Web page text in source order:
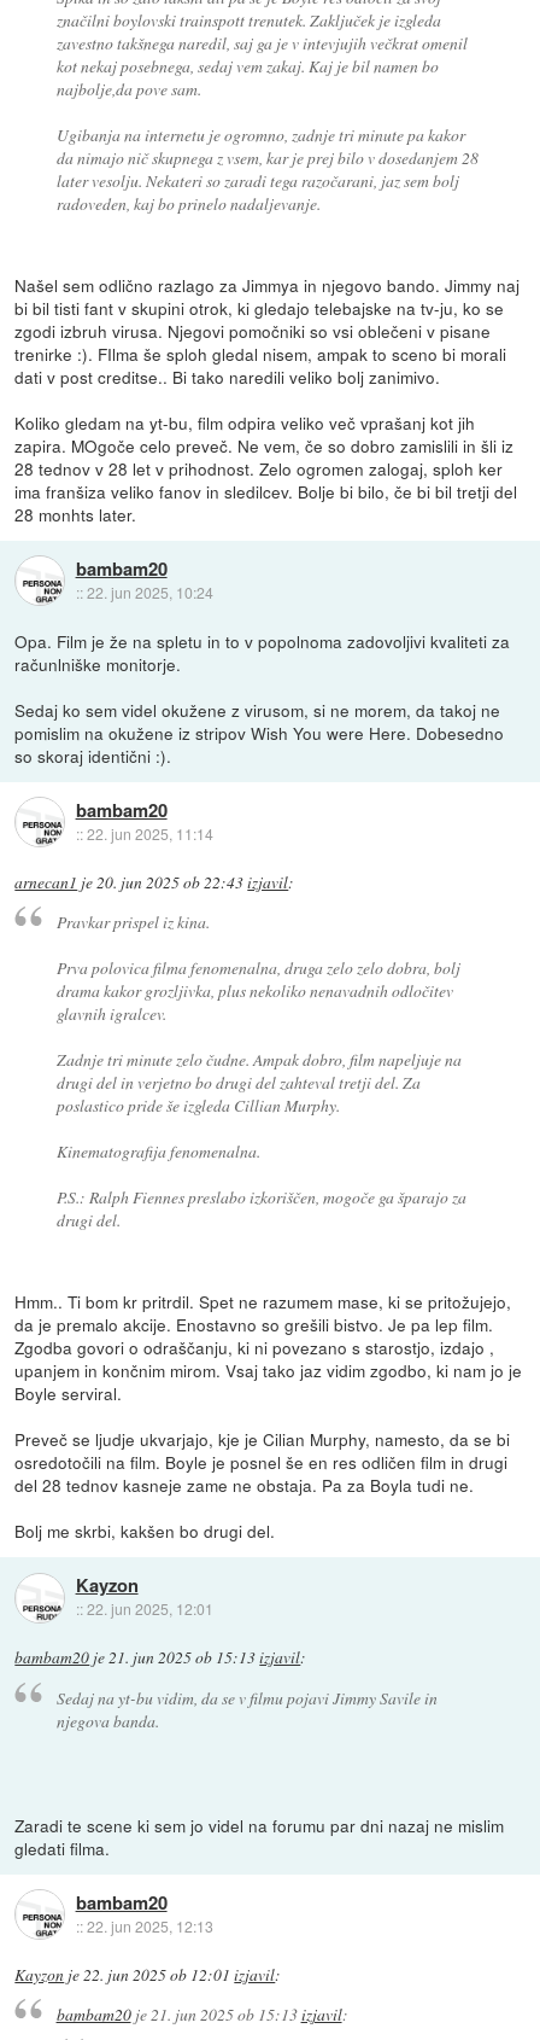
značilni boylovski trainspott trenutek. Zaključek je izgleda
zavestno takšnega naredil, saj ga je v intevjujih večkrat omenil
kot nekaj posebnega, sedaj vem zakaj. Kaj je bil namen bo
najbolje,da pove sam.
Ugibanja na internetu je ogromno, zadnje tri minute pa kakor
da nimajo nič skupnega z vsem, kar je prej bilo v dosedanjem 28
later vesolju. Nekateri so zaradi tega razočarani, jaz sem bolj
radoveden, kaj bo prinelo nadaljevanje.
Našel sem odlično razlago za Jimmya in njegovo bando. Jimmy naj
bi bil tisti fant v skupini otrok, ki gledajo telebajske na tv-ju, ko se
zgodi izbruh virusa. Njegovi pomočniki so vsi oblečeni v pisane
trenirke :). FIlma še sploh gledal nisem, ampak to sceno bi morali
dati v post creditse.. Bi tako naredili veliko bolj zanimivo.
Koliko gledam na yt-bu, film odpira veliko več vprašanj kot jih
zapira. MOgoče celo preveč. Ne vem, če so dobro zamislili in šli iz
28 tednov v 28 let v prihodnost. Zelo ogromen zalogaj, sploh ker
ima franšiza veliko fanov in sledilcev. Bolje bi bilo, če bi bil tretji del
28 monhts later.
bambam20
::22. jun 2025, 10:24
Opa. Film je že na spletu in to v popolnoma zadovoljivi kvaliteti za
računlniške monitorje.
Sedaj ko sem videl okužene z virusom, si ne morem, da takoj ne
pomislim na okužene iz stripov Wish You were Here. Dobesedno
so skoraj identični :).
bambam20
::22. jun 2025, 11:14
arnecan1 je 20. jun 2025 ob 22:43izjavil:
Pravkar prispel iz kina.
Prva polovica filma fenomenalna, druga zelo zelo dobra, bolj
drama kakor grozljivka, plus nekoliko nenavadnih odločitev
glavnih igralcev.
Zadnje tri minute zelo čudne. Ampak dobro, film napeljuje na
drugi del in verjetno bo drugi del zahteval tretji del. Za
poslastico pride še izgleda Cillian Murphy.
Kinematografija fenomenalna.
P.S.: Ralph Fiennes preslabo izkoriščen, mogoče ga šparajo za
drugi del.
Hmm.. Ti bom kr pritrdil. Spet ne razumem mase, ki se pritožujejo,
da je premalo akcije. Enostavno so grešili bistvo. Je pa lep film.
Zgodba govori o odraščanju, ki ni povezano s starostjo, izdajo ,
upanjem in končnim mirom. Vsaj tako jaz vidim zgodbo, ki nam jo je
Boyle serviral.
Preveč se ljudje ukvarjajo, kje je Cilian Murphy, namesto, da se bi
osredotočili na film. Boyle je posnel še en res odličen film in drugi
del 28 tednov kasneje zame ne obstaja. Pa za Boyla tudi ne.
Bolj me skrbi, kakšen bo drugi del.
Kayzon
::22. jun 2025, 12:01
bambam20 je21. jun 2025 ob 15:13izjavil:
Sedaj na yt-bu vidim, da se v filmu pojavi Jimmy Savile in
njegova banda.
Zaradi te scene ki sem jo videl na forumu par dni nazaj ne mislim
gledati filma.
bambam20
::22. jun 2025, 12:13
Kayzon je22. jun 2025 ob 12:01 izjavil:
bambam20je21. jun 2025 ob 15:13izjavil: